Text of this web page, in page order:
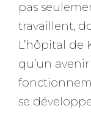
pas
travaillent,
L’hôpital de
qu’un
se